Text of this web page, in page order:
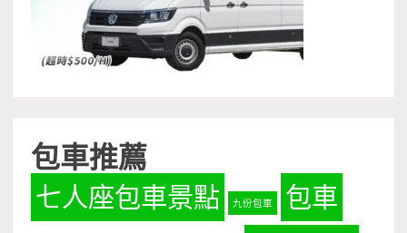
包車推薦
七人座包車景點 九份包車 包車